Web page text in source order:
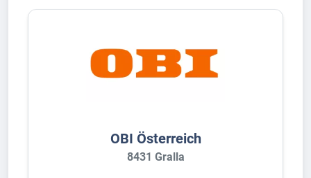
OBI Österreich
8431 Gralla